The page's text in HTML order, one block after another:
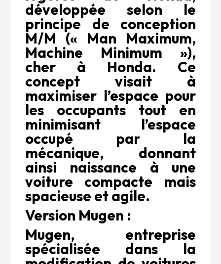
développée selon le
principe de conception
M/M (« Man Maximum,
Machine Minimum »),
cher à Honda. Ce
concept visait à
maximiser l’espace pour
les occupants tout en
minimisant l’espace
occupé par la
mécanique, donnant
ainsi naissance à une
voiture compacte mais
spacieuse et agile.
Version Mugen :
Mugen, entreprise
spécialisée dans la